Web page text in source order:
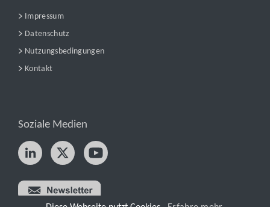
Impressum
Datenschutz
Nutzungsbedingungen
Kontakt
Soziale Medien